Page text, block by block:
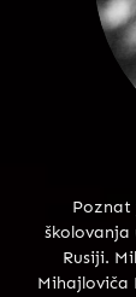
Poznat
Rusiji.
Mihajloviča